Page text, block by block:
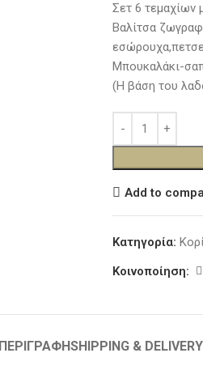
Σετ 6 τεμαχίων
Βαλίτσα
Μπουκαλάκι-
(Η βάση του
Add to
Κατηγορία:
Κοινοποίηση:
ΠΕΡΙΓΡΑΦΉSHIPPING & DELIVERY